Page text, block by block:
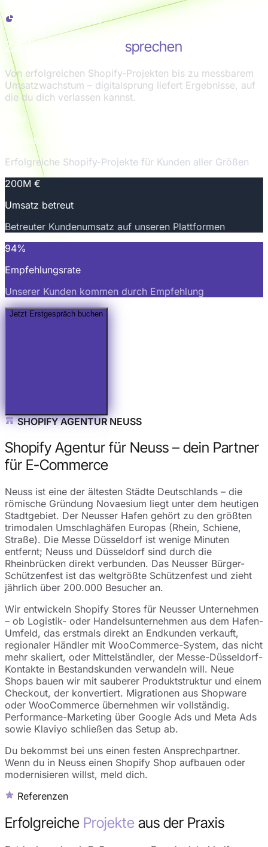
Unsere Ergebnisse
Zahlen, die für sich sprechen
Von erfolgreichen Shopify-Projekten bis zu messbarem
Umsatzwachstum – digitalsprung liefert Ergebnisse, auf
die du dich verlassen kannst.
100+
Projekte umgesetzt
Erfolgreiche Shopify-Projekte für Kunden aller Größen
200M €
Umsatz betreut
Betreuter Kundenumsatz auf unseren Plattformen
94%
Empfehlungsrate
Unserer Kunden kommen durch Empfehlung
Jetzt Erstgespräch buchen
SHOPIFY AGENTUR NEUSS
Shopify Agentur für Neuss – dein Partner
für E-Commerce
Neuss ist eine der ältesten Städte Deutschlands – die
römische Gründung Novaesium liegt unter dem heutigen
Stadtgebiet. Der Neusser Hafen gehört zu den größten
trimodalen Umschlaghäfen Europas (Rhein, Schiene,
Straße). Die Messe Düsseldorf ist wenige Minuten
entfernt; Neuss und Düsseldorf sind durch die
Rheinbrücken direkt verbunden. Das Neusser Bürger-
Schützenfest ist das weltgrößte Schützenfest und zieht
jährlich über 200.000 Besucher an.
Wir entwickeln Shopify Stores für Neusser Unternehmen
– ob Logistik- oder Handelsunternehmen aus dem Hafen-
Umfeld, das erstmals direkt an Endkunden verkauft,
regionaler Händler mit WooCommerce-System, das nicht
mehr skaliert, oder Mittelständler, der Messe-Düsseldorf-
Kontakte in Bestandskunden verwandeln will. Neue
Shops bauen wir mit sauberer Produktstruktur und einem
Checkout, der konvertiert. Migrationen aus Shopware
oder WooCommerce übernehmen wir vollständig.
Performance-Marketing über Google Ads und Meta Ads
sowie Klaviyo schließen das Setup ab.
Du bekommst bei uns einen festen Ansprechpartner.
Wenn du in Neuss einen Shopify Shop aufbauen oder
modernisieren willst, meld dich.
Referenzen
Erfolgreiche Projekte aus der Praxis